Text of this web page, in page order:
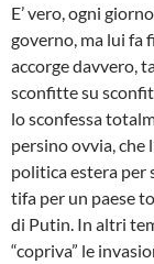
E’ vero, ogni
governo, ma lui fa
accorge davvero,
sconfitte su
lo sconfessa
persino ovvia, che
politica estera per
tifa per un paese
di Putin. In altri
“copriva” le